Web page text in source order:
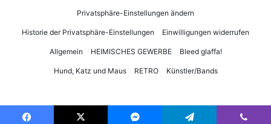
Privatsphäre-Einstellungen ändern
Historie der Privatsphäre-Einstellungen Einwilligungen widerrufen
Allgemein HEIMISCHES GEWERBE Bleed glaffa!
Hund, Katz und Maus RETRO Künstler/Bands